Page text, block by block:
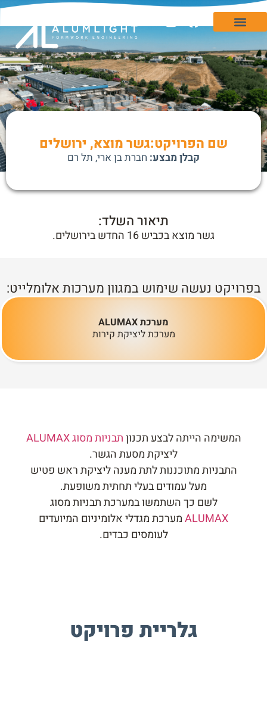
שם הפרויקט:גשר מוצא, ירושלים
קבלן מבצע: חברת בן ארי, תל רם
תיאור השלד:
גשר מוצא בכביש 16 החדש בירושלים.
בפרויקט נעשה שימוש במגוון מערכות אלומלייט:
מערכת ALUMAX
מערכת ליציקת קירות
המשימה הייתה לבצע תכנוןתבניות מסוג ALUMAX
ליציקת מסעת הגשר.
התבניות מתוכננות לתת מענה ליציקת ראש פטיש
מעל עמודים בעלי תחתית משופעת.
לשם כך השתמשו במערכת תבניות מסוג
ALUMAXמערכת מגדלי אלומיניום המיועדים
לעומסים כבדים.
גלריית פרויקט